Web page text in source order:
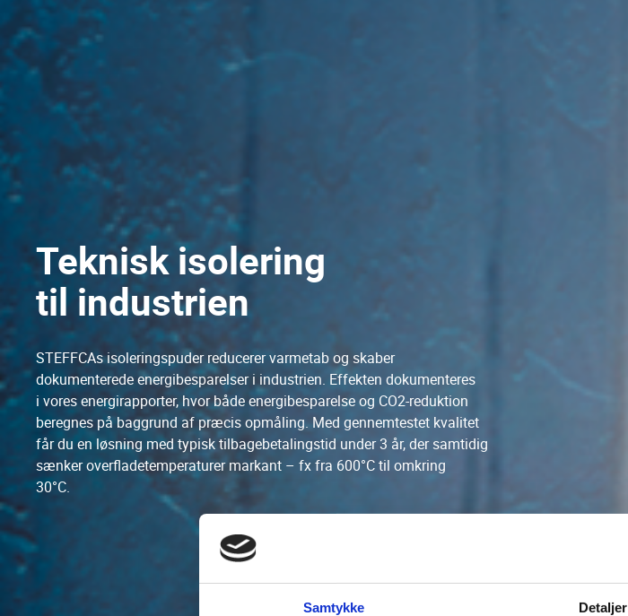
Samtykke Detaljer
Teknisk isolering
til industrien
STEFFCAs isoleringspuder reducerer varmetab og skaber
dokumenterede energibesparelser i industrien. Effekten dokumenteres
i vores energirapporter, hvor både energibesparelse og CO2-reduktion
beregnes på baggrund af præcis opmåling. Med gennemtestet kvalitet
får du en løsning med typisk tilbagebetalingstid under 3 år, der samtidig
sænker overfladetemperaturer markant – fx fra 600°C til omkring
30°C.